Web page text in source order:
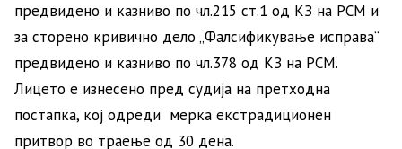
предвидено и казниво по чл.215 ст.1 од КЗ на РСМ и
за сторено кривично дело „Фалсификување исправа“
предвидено и казниво по чл.378 од КЗ на РСМ.
Лицето е изнесено пред судија на претходна
постапка, кој одреди мерка екстрадиционен
притвор во траење од 30 дена.